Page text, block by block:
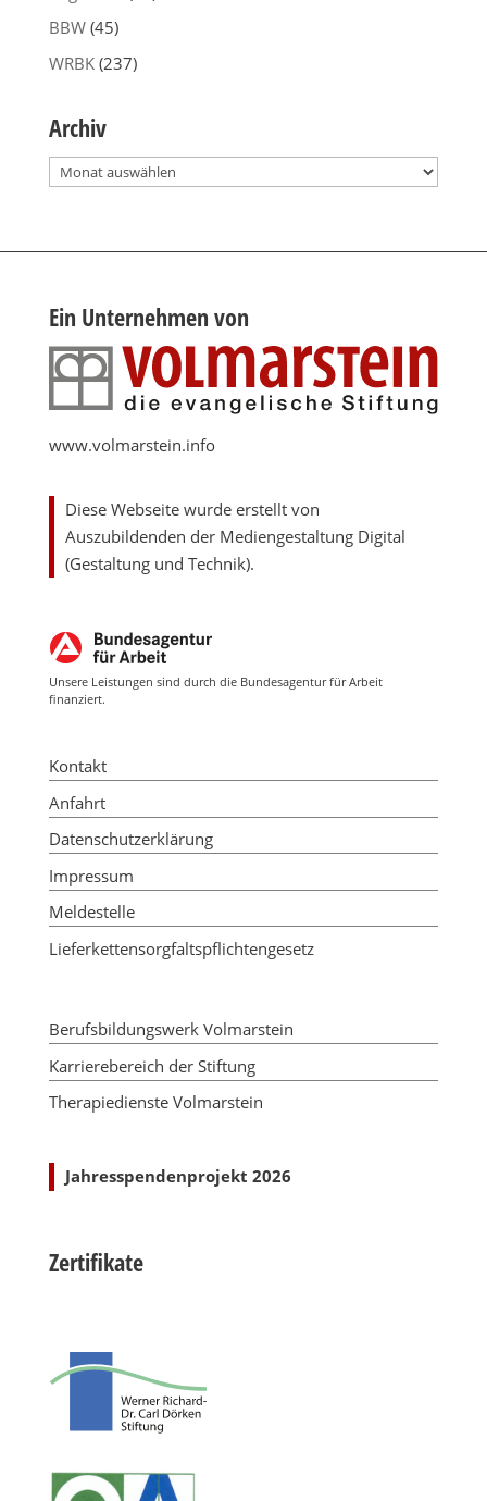
BBW(45)
WRBK(237)
Archiv
Archiv
Ein Unternehmen von
www.volmarstein.info
Diese Webseite wurde erstellt von
Auszubildenden der Mediengestaltung Digital
(Gestaltung und Technik).
Unsere Leistungen sind durch die Bundesagentur für Arbeit
finanziert.
Kontakt
Anfahrt
Datenschutzerklärung
Impressum
Meldestelle
Lieferkettensorgfaltspflichtengesetz
Berufsbildungswerk Volmarstein
Karrierebereich der Stiftung
Therapiedienste Volmarstein
Jahresspendenprojekt 2026
Zertifikate